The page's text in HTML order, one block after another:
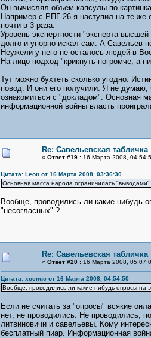
Он вычислял объем капсулы по
Например с РПГ-26 я наступил на те
почти в 3 раза.
Уровень экспертности "эксперта
долго и упорно искал сам. А Савельев
Неужели у него не осталось людей в
На лицо подход "крикнуть погромче, а
Тут можно бухтеть сколько угодно.
повод. И они его получили. Я не думаю,
ознакомиться с "докладом". Основная
информационной войны власть
Re: Савельевская табличка
« Ответ #19 : 16 Марта 2008,
Цитата: Leon от 16 Марта 2008, 03:36:30
Основная масса народа ограничилась
Вообще, проводились ли какие-нибудь
"несогласных" ?
Re: Савельевская табличка
« Ответ #20 : 16 Марта 2008,
Цитата: xocnuc от 16 Марта 2008, 04:54:50
Вообще, проводились ли какие-нибудь опросы на
Если не считать за "опросы" всякие
нет, не проводились. Не проводились,
литвиновичи и савельевы. Кому
бесплатный пиар. Информационная